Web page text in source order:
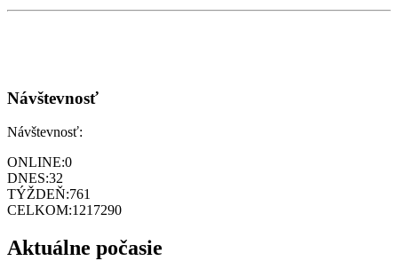
Návštevnosť
Návštevnosť:
ONLINE:0
DNES:32
TÝŽDEŇ:761
CELKOM:1217290
Aktuálne počasie